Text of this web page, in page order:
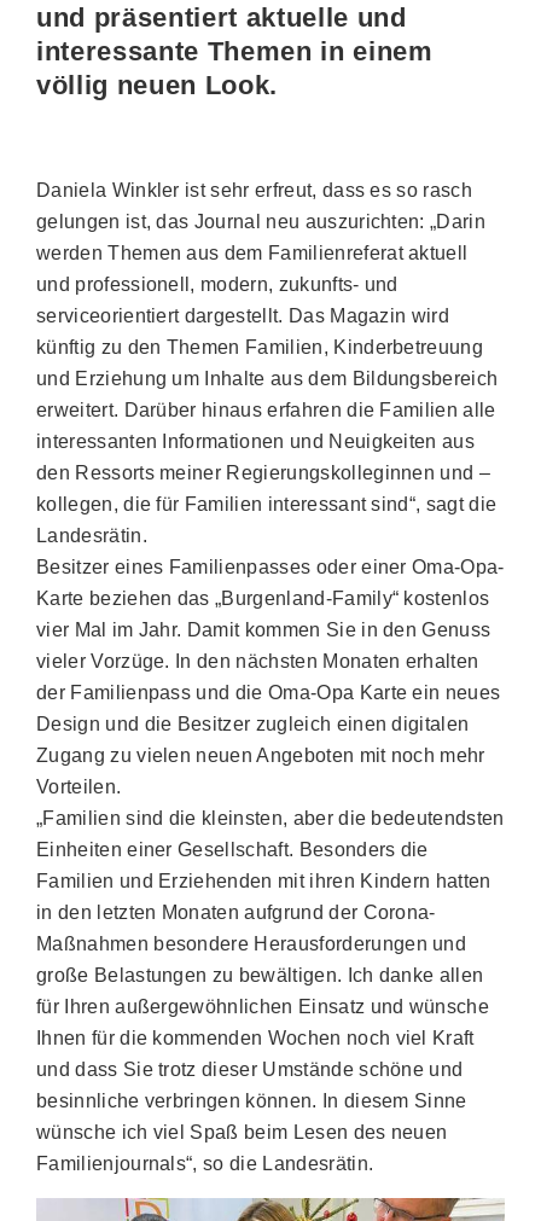
und präsentiert aktuelle und
interessante Themen in einem
völlig neuen Look.
Daniela Winkler ist sehr erfreut, dass es so rasch
gelungen ist, das Journal neu auszurichten: „Darin
werden Themen aus dem Familienreferat aktuell
und professionell, modern, zukunfts- und
serviceorientiert dargestellt. Das Magazin wird
künftig zu den Themen Familien, Kinderbetreuung
und Erziehung um Inhalte aus dem Bildungsbereich
erweitert. Darüber hinaus erfahren die Familien alle
interessanten Informationen und Neuigkeiten aus
den Ressorts meiner Regierungskolleginnen und –
kollegen, die für Familien interessant sind“, sagt die
Landesrätin.
Besitzer eines Familienpasses oder einer Oma-Opa-
Karte beziehen das „Burgenland-Family“ kostenlos
vier Mal im Jahr. Damit kommen Sie in den Genuss
vieler Vorzüge. In den nächsten Monaten erhalten
der Familienpass und die Oma-Opa Karte ein neues
Design und die Besitzer zugleich einen digitalen
Zugang zu vielen neuen Angeboten mit noch mehr
Vorteilen.
„Familien sind die kleinsten, aber die bedeutendsten
Einheiten einer Gesellschaft. Besonders die
Familien und Erziehenden mit ihren Kindern hatten
in den letzten Monaten aufgrund der Corona-
Maßnahmen besondere Herausforderungen und
große Belastungen zu bewältigen. Ich danke allen
für Ihren außergewöhnlichen Einsatz und wünsche
Ihnen für die kommenden Wochen noch viel Kraft
und dass Sie trotz dieser Umstände schöne und
besinnliche verbringen können. In diesem Sinne
wünsche ich viel Spaß beim Lesen des neuen
Familienjournals“, so die Landesrätin.